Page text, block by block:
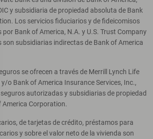
y subsidiaria de propiedad absoluta de Bank
Los servicios fiduciarios y de fideicomisos
Bank of America, N.A. y U.S. Trust Company
son subsidiarias indirectas de Bank of America
se ofrecen a través de Merrill Lynch Life
o Bank of America Insurance Services, Inc.,
autorizadas y subsidiarias de propiedad
Corporation.
de tarjetas de crédito, préstamos para
y sobre el valor neto de la vivienda son